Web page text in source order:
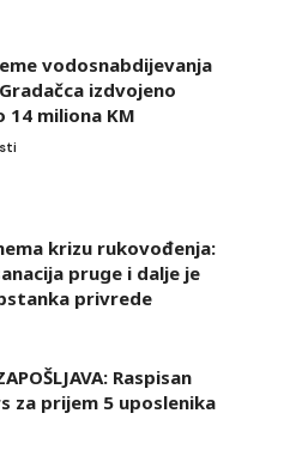
vodosnabdijevanja
izdvojeno
14 miliona KM
krizu rukovođenja:
pruge i dalje je
privrede
Raspisan
za prijem 5 uposlenika